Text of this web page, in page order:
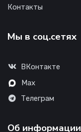
Контакты
Мы в соц.сетях
ВКонтакте
Max
Телеграм
Об информации